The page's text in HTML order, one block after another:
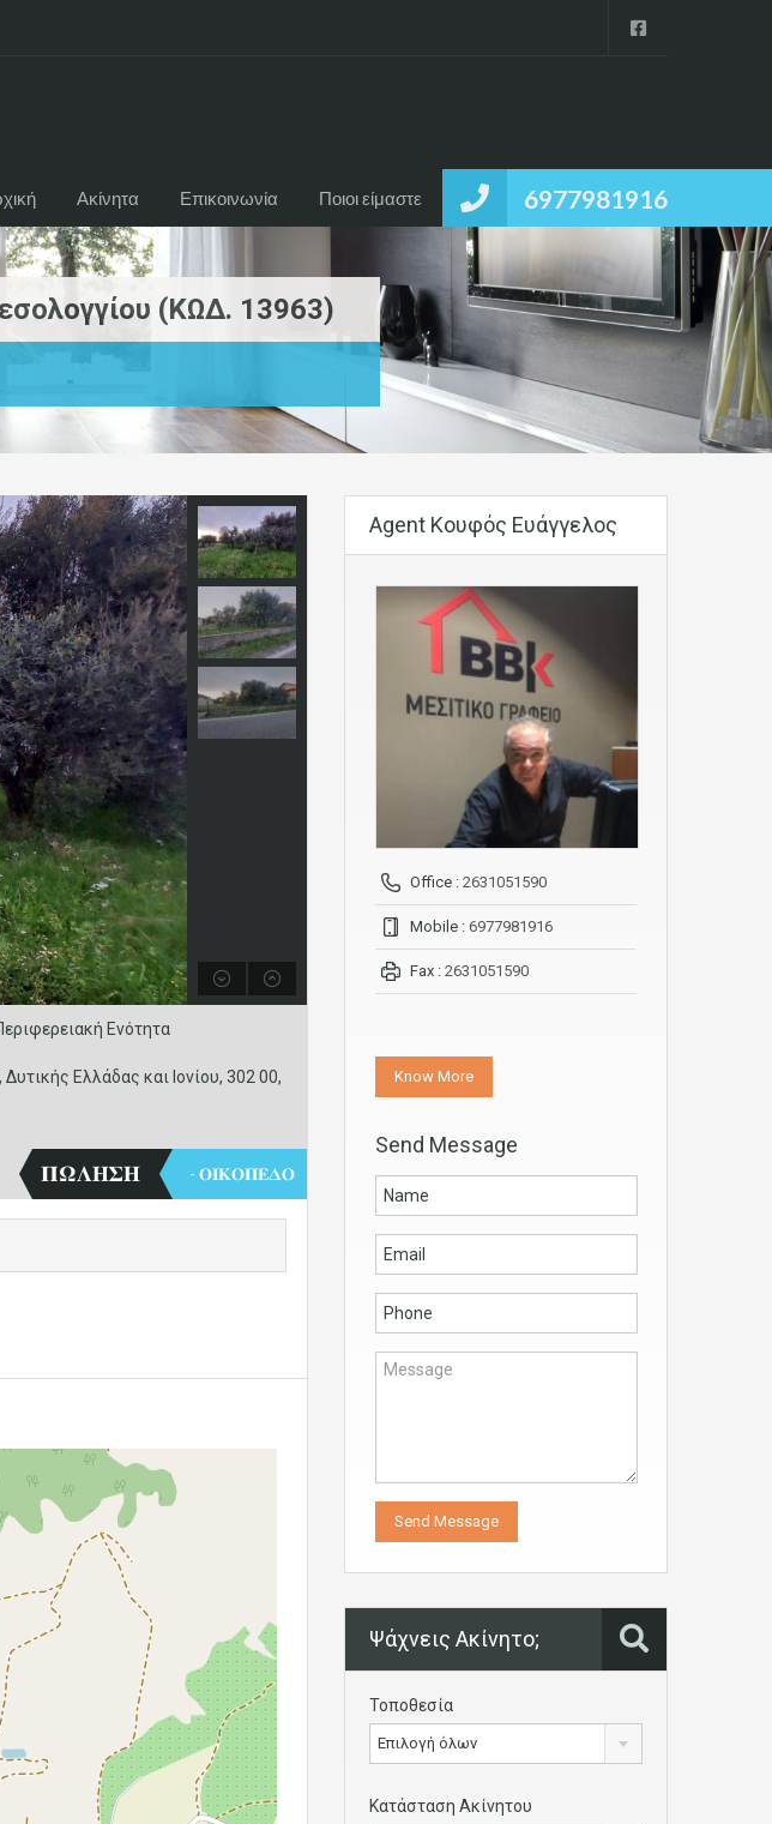
6977981916
Ακίνητα Επικοινωνία Ποιοι είμαστε
(ΚΩΔ. 13963)
Ενότητα
Ελλάδας και Ιονίου, 302 00,
𝚷𝛀𝚲𝚮𝚺𝚮 - 𝚶𝚰𝚱𝚶𝚷𝚬𝚫𝚶
Agent Κουφός Ευάγγελος
Office : 2631051590
Mobile : 6977981916
Fax : 2631051590
Know More
Send Message
Ψάχνεις Ακίνητο;
Τοποθεσία
Επιλογή όλων
Κατάσταση Ακίνητου